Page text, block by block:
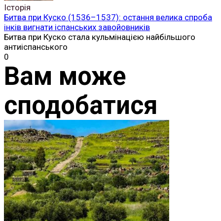
Історія
Битва при Куско (1536–1537): остання велика спроба
інків вигнати іспанських завойовників
Битва при Куско стала кульмінацією найбільшого
антиіспанського
0
Вам може
сподобатися